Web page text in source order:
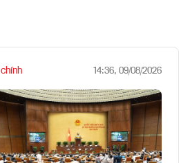
chính 14:36, 09/08/2026